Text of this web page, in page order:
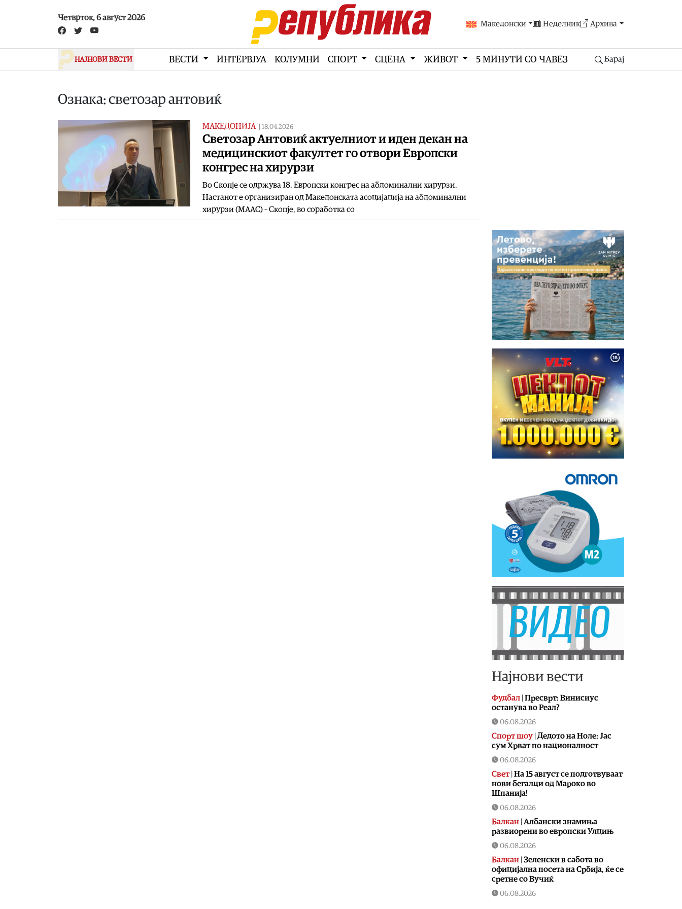
Четврток, 6 август 2026
Македонски Неделник Архива
НАЈНОВИ ВЕСТИ ВЕСТИ ИНТЕРВЈУА КОЛУМНИ СПОРТ СЦЕНА ЖИВОТ 5 МИНУТИ СО ЧАВЕЗ Барај
Ознака: светозар антовиќ
МАКЕДОНИЈА | 18.04.2026
Светозар Антовиќ актуелниот и иден декан на
медицинскиот факултет го отвори Европски
конгрес на хирурзи
Во Скопје се одржува 18. Европски конгрес на абдоминални хирурзи.
Настанот е организиран од Македонската асоцијација на абдоминални
хирурзи (МААС) – Скопје, во соработка со
Најнови вести
Фудбал | Пресврт: Винисиус
останува во Реал?
06.08.2026
Спорт шоу | Дедото на Ноле: Јас
сум Хрват по националност
06.08.2026
Свет| На 15 август се подготвуваат
нови бегалци од Мароко во
Шпанија!
06.08.2026
Балкан | Албански знамиња
развиорени во европски Улцињ
06.08.2026
Балкан | Зеленски в сабота во
официјална посета на Србија, ќе се
сретне со Вучиќ
06.08.2026